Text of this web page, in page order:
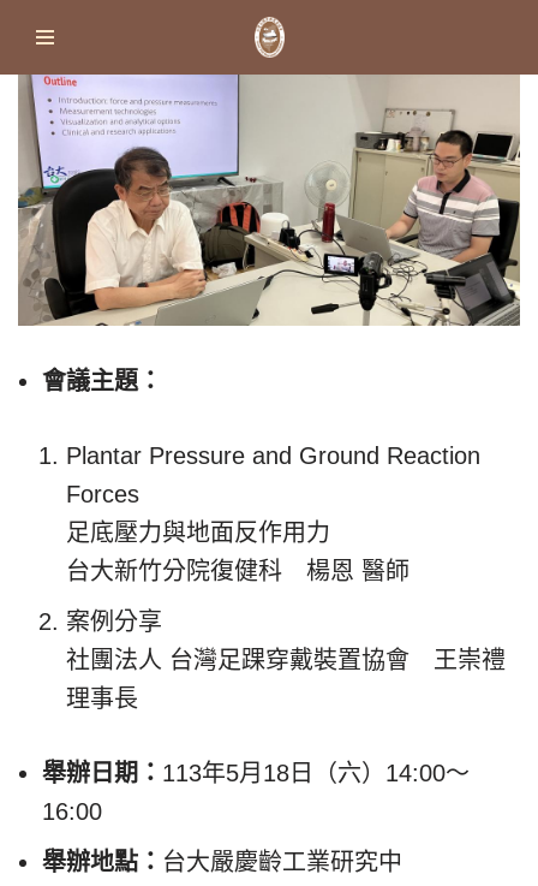
content
會議主題：
Plantar Pressure and Ground Reaction
Forces
足底壓力與地面反作用力
台大新竹分院復健科 楊恩 醫師
案例分享
社團法人 台灣足踝穿戴裝置協會 王崇禮
理事長
舉辦日期： 113年5月18日（六）14:00～
16:00
舉辦地點： 台大嚴慶齡工業研究中